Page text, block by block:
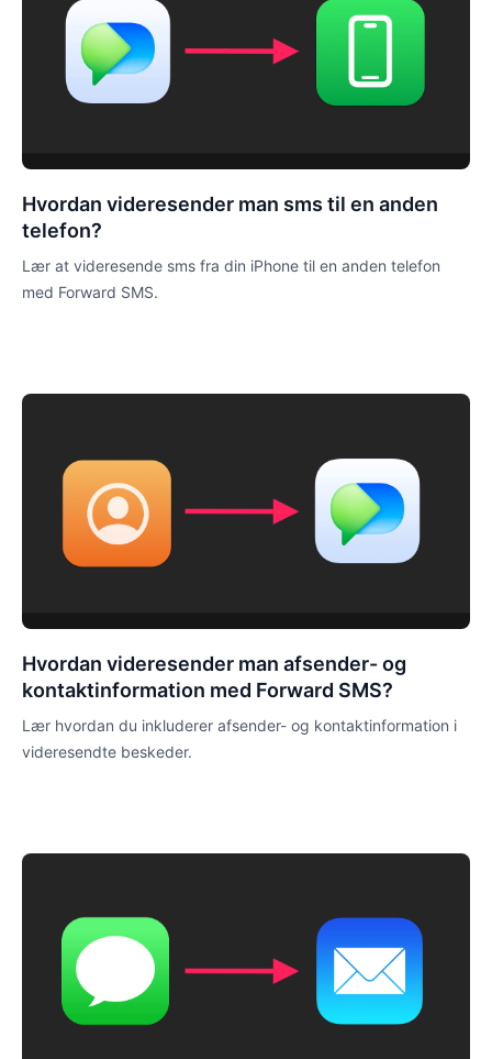
Hvordan videresender man sms til en anden
telefon?
Lær at videresende sms fra din iPhone til en anden telefon
med Forward SMS.
Hvordan videresender man afsender- og
kontaktinformation med Forward SMS?
Lær hvordan du inkluderer afsender- og kontaktinformation i
videresendte beskeder.